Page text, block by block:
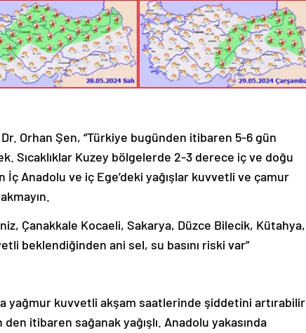
Orhan Şen, “Türkiye bugünden itibaren 5-6 gün
Sıcaklıklar Kuzey bölgelerde 2-3 derece iç ve doğu
Anadolu ve iç Ege’deki yağışlar kuvvetli ve çamur
Çanakkale Kocaeli, Sakarya, Düzce Bilecik, Kütahya,
beklendiğinden ani sel, su basını riski var”
yağmur kuvvetli akşam saatlerinde şiddetini artırabilir
itibaren sağanak yağışlı. Anadolu yakasında